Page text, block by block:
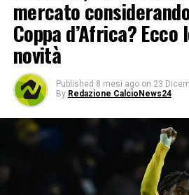
mercato
Coppa d’Africa?
novità
Published 8 mesi ago on 23
By Redazione CalcioNews24